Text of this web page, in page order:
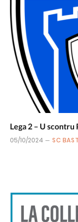
Lega 2 – U scontru
05/10/2024 SC